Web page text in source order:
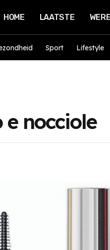
HOME LAATSTE
Sport Lifestyle
e nocciole